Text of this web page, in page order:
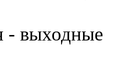
- выходные